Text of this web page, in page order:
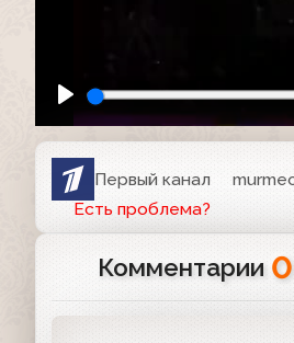
Первый канал
Есть проблема?
Комментарии 0